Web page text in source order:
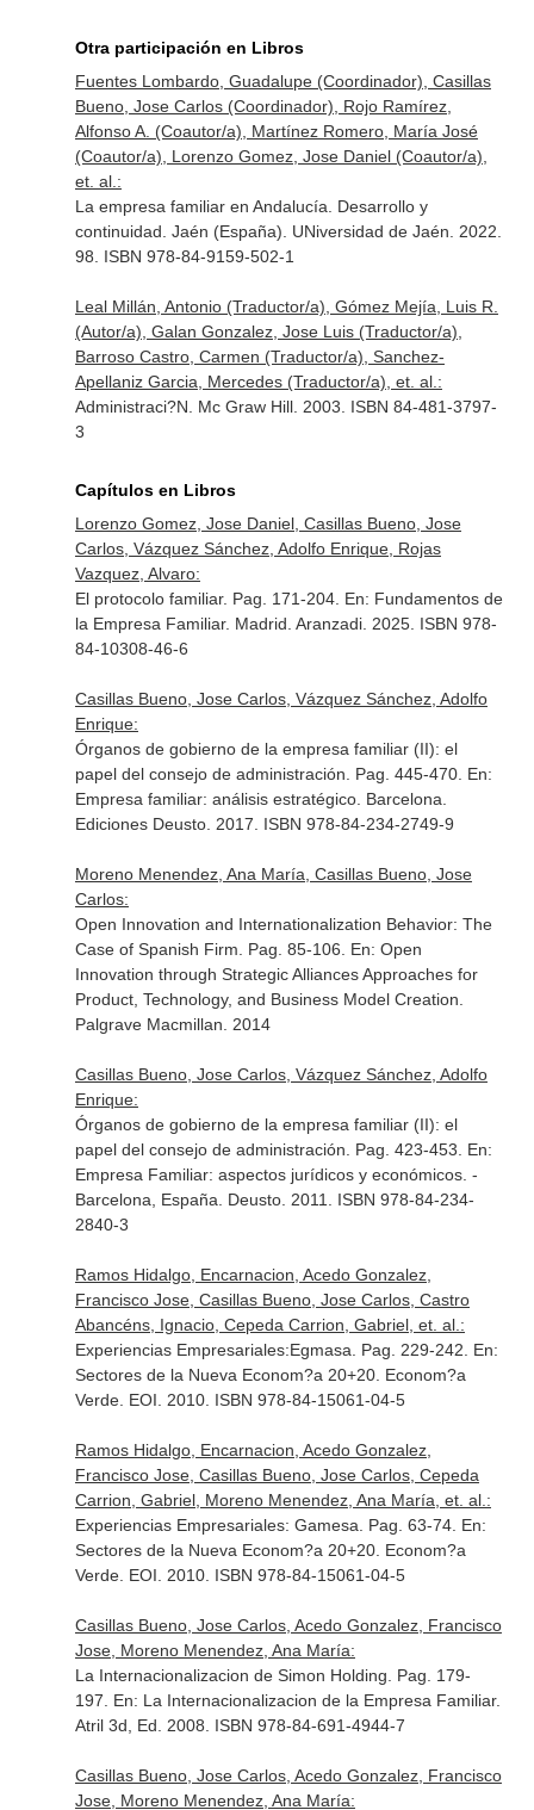
Otra participación en Libros
Fuentes Lombardo, Guadalupe (Coordinador), Casillas
Bueno, Jose Carlos (Coordinador), Rojo Ramírez,
Alfonso A. (Coautor/a), Martínez Romero, María José
(Coautor/a), Lorenzo Gomez, Jose Daniel (Coautor/a),
et. al.:
La empresa familiar en Andalucía. Desarrollo y
continuidad. Jaén (España). UNiversidad de Jaén. 2022.
98. ISBN 978-84-9159-502-1
Leal Millán, Antonio (Traductor/a), Gómez Mejía, Luis R.
(Autor/a), Galan Gonzalez, Jose Luis (Traductor/a),
Barroso Castro, Carmen (Traductor/a), Sanchez-
Apellaniz Garcia, Mercedes (Traductor/a), et. al.:
Administraci?N. Mc Graw Hill. 2003. ISBN 84-481-3797-
3
Capítulos en Libros
Lorenzo Gomez, Jose Daniel, Casillas Bueno, Jose
Carlos, Vázquez Sánchez, Adolfo Enrique, Rojas
Vazquez, Alvaro:
El protocolo familiar. Pag. 171-204. En: Fundamentos de
la Empresa Familiar. Madrid. Aranzadi. 2025. ISBN 978-
84-10308-46-6
Casillas Bueno, Jose Carlos, Vázquez Sánchez, Adolfo
Enrique:
Órganos de gobierno de la empresa familiar (II): el
papel del consejo de administración. Pag. 445-470. En:
Empresa familiar: análisis estratégico. Barcelona.
Ediciones Deusto. 2017. ISBN 978-84-234-2749-9
Moreno Menendez, Ana María, Casillas Bueno, Jose
Carlos:
Open Innovation and Internationalization Behavior: The
Case of Spanish Firm. Pag. 85-106. En: Open
Innovation through Strategic Alliances Approaches for
Product, Technology, and Business Model Creation
Palgrave Macmillan. 2014
Casillas Bueno, Jose Carlos, Vázquez Sánchez, Adolfo
Enrique:
Órganos de gobierno de la empresa familiar (II): el
papel del consejo de administración. Pag. 423-453. En:
Empresa Familiar: aspectos jurídicos y económicos. -
Barcelona, España. Deusto. 2011. ISBN 978-84-234-
2840-3
Ramos Hidalgo, Encarnacion, Acedo Gonzalez,
Francisco Jose, Casillas Bueno, Jose Carlos, Castro
Abancéns, Ignacio, Cepeda Carrion, Gabriel, et. al.:
Experiencias Empresariales:Egmasa. Pag. 229-242. En:
Sectores de la Nueva Econom?a 20+20. Econom?a
Verde. EOI. 2010. ISBN 978-84-15061-04-5
Ramos Hidalgo, Encarnacion, Acedo Gonzalez,
Francisco Jose, Casillas Bueno, Jose Carlos, Cepeda
Carrion, Gabriel, Moreno Menendez, Ana María, et. al.:
Experiencias Empresariales: Gamesa. Pag. 63-74. En:
Sectores de la Nueva Econom?a 20+20. Econom?a
Verde. EOI. 2010. ISBN 978-84-15061-04-5
Casillas Bueno, Jose Carlos, Acedo Gonzalez, Francisco
Jose, Moreno Menendez, Ana María:
La Internacionalizacion de Simon Holding. Pag. 179-
197. En: La Internacionalizacion de la Empresa Familiar.
Atril 3d, Ed. 2008. ISBN 978-84-691-4944-7
Casillas Bueno, Jose Carlos, Acedo Gonzalez, Francisco
Jose, Moreno Menendez, Ana María: